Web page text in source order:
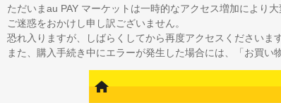
ただいまau PAY マーケットは一時的なアクセス増加により
ご迷惑をおかけし申し訳ございません。
恐れ入りますが、しばらくしてから再度アクセスくださいま
また、購入手続き中にエラーが発生した場合には、「お買い